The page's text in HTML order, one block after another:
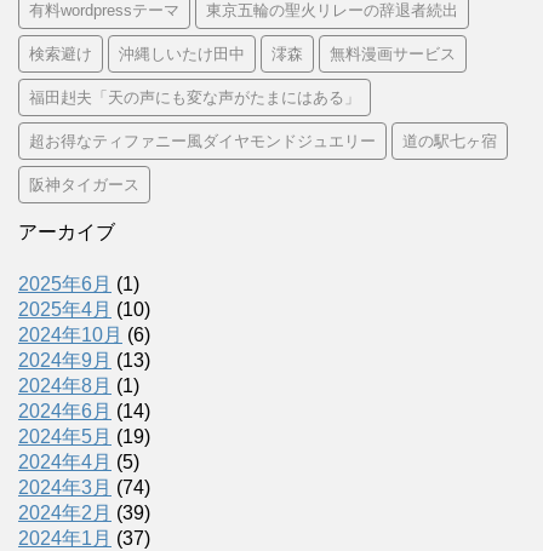
有料wordpressテーマ 東京五輪の聖火リレーの辞退者続出
検索避け 沖縄しいたけ田中 澪森 無料漫画サービス
福田赳夫「天の声にも変な声がたまにはある」
超お得なティファニー風ダイヤモンドジュエリー 道の駅七ヶ宿
阪神タイガース
アーカイブ
2025年6月 (1)
2025年4月 (10)
2024年10月 (6)
2024年9月 (13)
2024年8月 (1)
2024年6月 (14)
2024年5月 (19)
2024年4月 (5)
2024年3月 (74)
2024年2月 (39)
2024年1月 (37)